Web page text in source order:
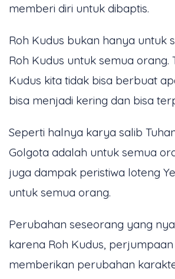
memberi diri untuk dibaptis.
Roh Kudus bukan hanya untuk
Roh Kudus untuk semua orang.
Kudus kita tidak bisa berbuat
bisa menjadi kering dan bisa
Seperti halnya karya salib
Golgota adalah untuk semua
juga dampak peristiwa loteng
untuk semua orang.
Perubahan seseorang yang
karena Roh Kudus, perjumpaan
memberikan perubahan